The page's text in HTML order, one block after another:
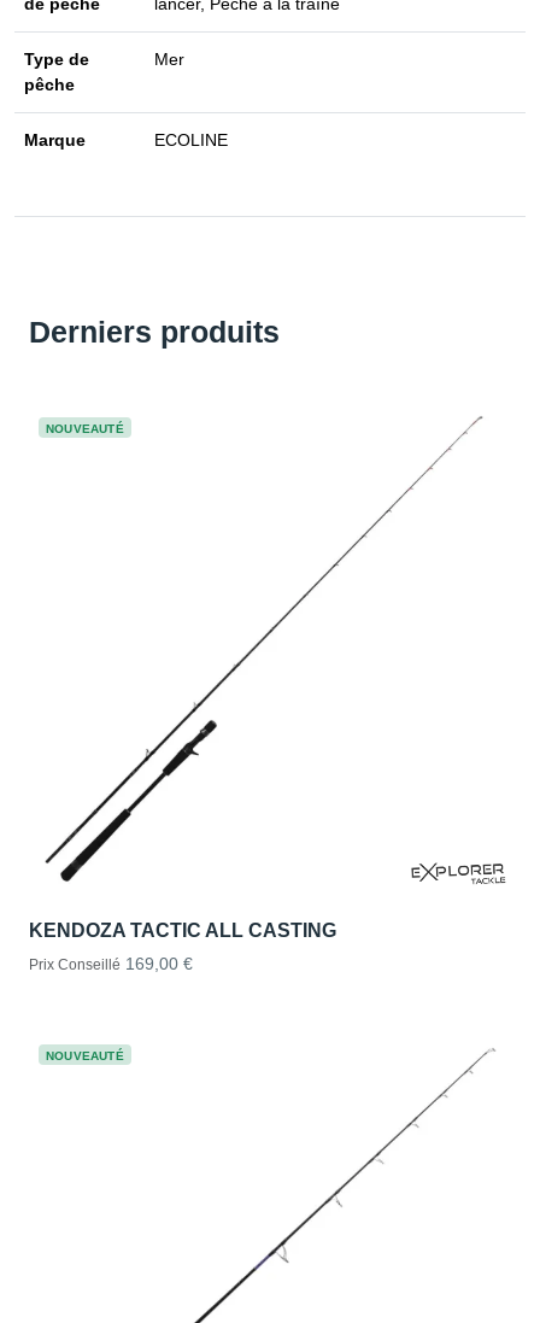
Type de
pêche
Mer
Marque ECOLINE
Derniers produits
NOUVEAUTÉ
KENDOZA TACTIC ALL CASTING
Prix Conseillé 169,00 €
NOUVEAUTÉ